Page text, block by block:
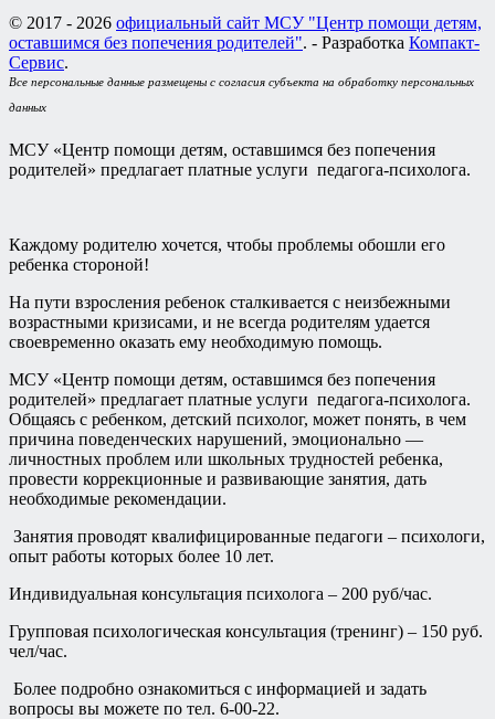
© 2017 - 2026 официальный сайт МСУ "Центр помощи детям,
оставшимся без попечения родителей". - Разработка Компакт-
Сервис.
Все персональные данные размещены с согласия субъекта на обработку персональных
данных
МСУ «Центр помощи детям, оставшимся без попечения
родителей» предлагает платные услуги педагога-психолога.
Каждому родителю хочется, чтобы проблемы обошли его
ребенка стороной!
На пути взросления ребенок сталкивается с неизбежными
возрастными кризисами, и не всегда родителям удается
своевременно оказать ему необходимую помощь.
МСУ «Центр помощи детям, оставшимся без попечения
родителей» предлагает платные услуги педагога-психолога.
Общаясь с ребенком, детский психолог, может понять, в чем
причина поведенческих нарушений, эмоционально —
личностных проблем или школьных трудностей ребенка,
провести коррекционные и развивающие занятия, дать
необходимые рекомендации.
Занятия проводят квалифицированные педагоги – психологи,
опыт работы которых более 10 лет.
Индивидуальная консультация психолога – 200 руб/час.
Групповая психологическая консультация (тренинг) – 150 руб.
чел/час.
Более подробно ознакомиться с информацией и задать
вопросы вы можете по тел. 6-00-22.